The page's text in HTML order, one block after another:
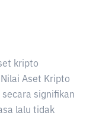
kripto
Aset Kripto
signifikan
lalu tidak